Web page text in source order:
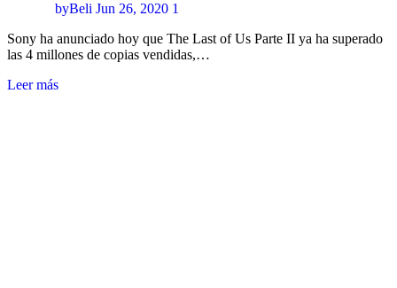
byBeli Jun 26, 2020 1
Sony ha anunciado hoy que The Last of Us Parte II ya ha superado
las 4 millones de copias vendidas,…
Leer más